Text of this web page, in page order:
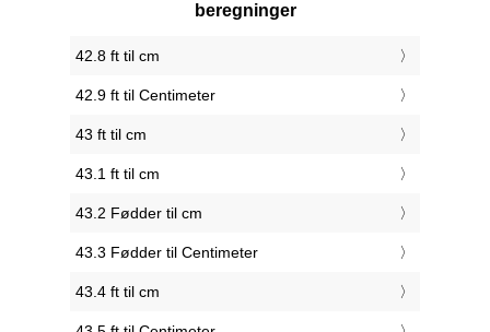
beregninger
42.8 ft til cm
42.9 ft til Centimeter
43 ft til cm
43.1 ft til cm
43.2 Fødder til cm
43.3 Fødder til Centimeter
43.4 ft til cm